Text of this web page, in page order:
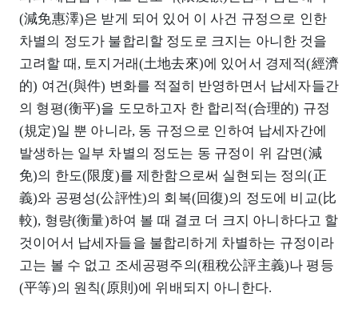
(減免惠澤)은 받게 되어 있어 이 사건 규정으로 인한
차별의 정도가 불합리할 정도로 크지는 아니한 것을
고려할 때, 토지거래(土地去來)에 있어서 경제적(經濟
的) 여건(與件) 변화를 적절히 반영하면서 납세자들간
의 형평(衡平)을 도모하고자 한 합리적(合理的) 규정
(規定)일 뿐 아니라, 동 규정으로 인하여 납세자간에
발생하는 일부 차별의 정도는 동 규정이 위 감면(減
免)의 한도(限度)를 제한함으로써 실현되는 정의(正
義)와 공평성(公評性)의 회복(回復)의 정도에 비교(比
較), 형량(衡量)하여 볼 때 결코 더 크지 아니하다고 할
것이어서 납세자들을 불합리하게 차별하는 규정이라
고는 볼 수 없고 조세공평주의(租稅公評主義)나 평등
(平等)의 원칙(原則)에 위배되지 아니한다.